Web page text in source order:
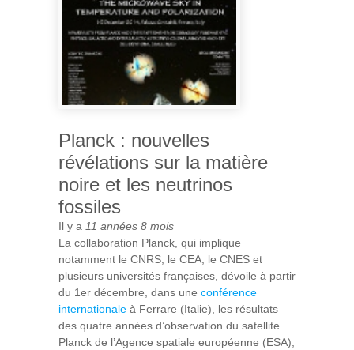
Planck : nouvelles
révélations sur la matière
noire et les neutrinos
fossiles
Il y a 11 années 8 mois
La collaboration Planck, qui implique
notamment le CNRS, le CEA, le CNES et
plusieurs universités françaises, dévoile à partir
du 1er décembre, dans une conférence
internationale à Ferrare (Italie), les résultats
des quatre années d’observation du satellite
Planck de l’Agence spatiale européenne (ESA),